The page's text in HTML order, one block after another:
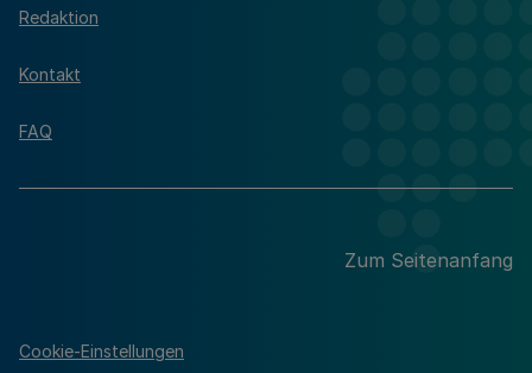
Redaktion
Kontakt
FAQ
Zum Seitenanfang
Cookie-Einstellungen